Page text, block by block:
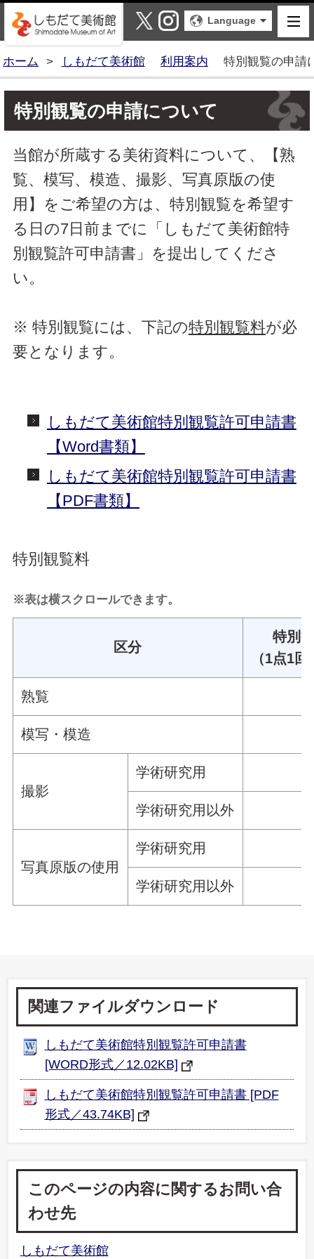
しもだて美術館
X Instagram
Language
ホーム > しもだて美術館 利用案内 特別観覧の申請
特別観覧の申請について
当館が所蔵する美術資料について、【熟
覧、模写、模造、撮影、写真原版の使
用】をご希望の方は、特別観覧を希望す
る日の7日前までに「しもだて美術館特
別観覧許可申請書」を提出してくださ
い。
※ 特別観覧には、下記の特別観覧料が必
要となります。
しもだて美術館特別観覧許可申請書
【Word書類】
しもだて美術館特別観覧許可申請書
【PDF書類】
特別観覧料
※表は横スクロールできます。
区分
特別
（1点1
熟覧
模写・模造
撮影
学術研究用
学術研究用以外
写真原版の使用
学術研究用
学術研究用以外
関連ファイルダウンロード
しもだて美術館特別観覧許可申請書
[WORD形式／12.02KB]
しもだて美術館特別観覧許可申請書 [PDF
形式／43.74KB]
このページの内容に関するお問い合
わせ先
しもだて美術館